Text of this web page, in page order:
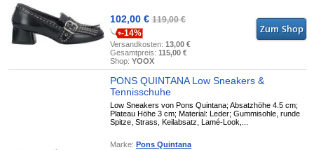
102,00 €119,00 €
-14%
Versandkosten:13,00 €
Gesamtpreis:115,00 €
Shop:YOOX
PONS QUINTANA Low Sneakers &
Tennisschuhe
Low Sneakers von Pons Quintana; Absatzhöhe 4.5 cm;
Plateau Höhe 3 cm; Material: Leder; Gummisohle, runde
Spitze, Strass, Keilabsatz, Lamé-Look,...
Marke:Pons Quintana